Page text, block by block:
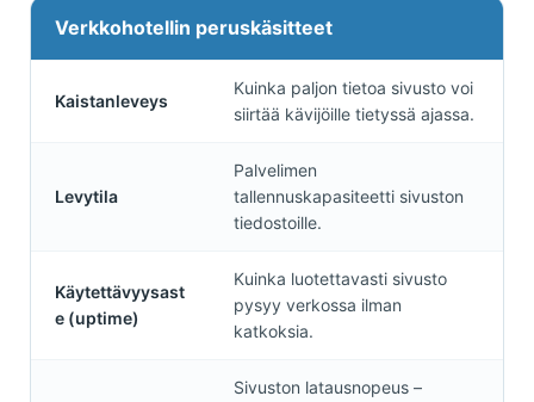
Verkkohotellin peruskäsitteet
Kaistanleveys
Kuinka paljon tietoa sivusto voi
siirtää kävijöille tietyssä ajassa.
Levytila
Palvelimen
tallennuskapasiteetti sivuston
tiedostoille.
Käytettävyysast
e (uptime)
Kuinka luotettavasti sivusto
pysyy verkossa ilman
katkoksia.
Sivuston latausnopeus –